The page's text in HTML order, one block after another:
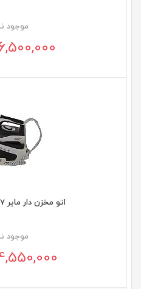
موجود
6,500,000
اتو مخزن دار مایر MAIER MR-3097
موجود
4,550,000